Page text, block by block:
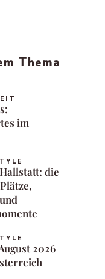
Thema
im
die
2026